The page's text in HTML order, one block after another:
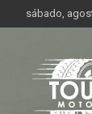
al
sábado,